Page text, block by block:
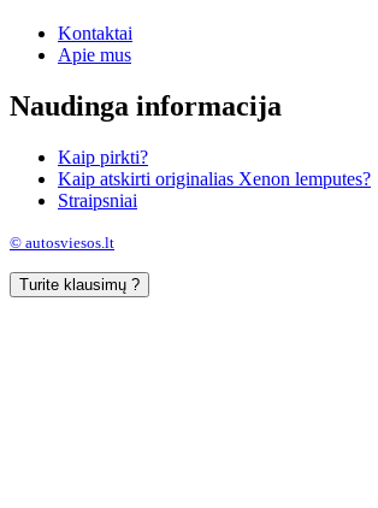
Kontaktai
Apie mus
Naudinga informacija
Kaip pirkti?
Kaip atskirti originalias Xenon lemputes?
Straipsniai
© autosviesos.lt
Turite klausimų ?